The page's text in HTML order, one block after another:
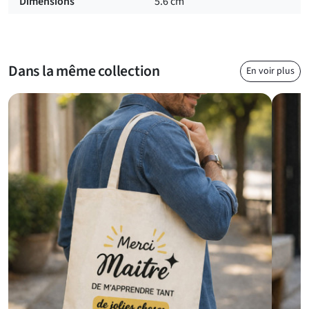
Un petit objet fabriqué en France, à garder en souvenir
Fabriqué en France, ce badge associe un message positif à un
style joyeux, sans être encombrant. Il peut être porté le temps
d’une fête d’école, d’une remise de cadeau ou conservé
comme
souvenir de classe. Une idée accessible, pleine de
bonne humeur, pour rappeler à un maître qu’il a compté dans
le quotidien des enfants.
Dans la même collection En voir plus